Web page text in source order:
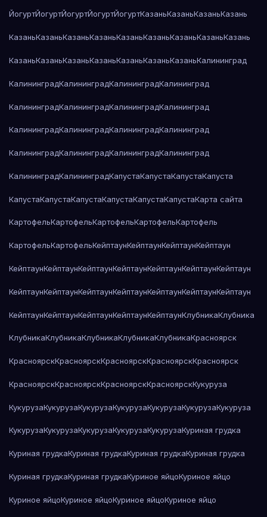
ЙогуртЙогуртЙогуртЙогуртЙогуртКазаньКазаньКазаньКазань
КазаньКазаньКазаньКазаньКазаньКазаньКазаньКазаньКазань
КазаньКазаньКазаньКазаньКазаньКазаньКазаньКалининград
КалининградКалининградКалининградКалининград
КалининградКалининградКалининградКалининград
КалининградКалининградКалининградКалининград
КалининградКалининградКалининградКалининград
КалининградКалининградКапустаКапустаКапустаКапуста
КапустаКапустаКапустаКапустаКапустаКапустаКарта сайта
КартофельКартофельКартофельКартофельКартофель
КартофельКартофельКейптаунКейптаунКейптаунКейптаун
КейптаунКейптаунКейптаунКейптаунКейптаунКейптаунКейптаун
КейптаунКейптаунКейптаунКейптаунКейптаунКейптаунКейптаун
КейптаунКейптаунКейптаунКейптаунКейптаунКлубникаКлубника
КлубникаКлубникаКлубникаКлубникаКлубникаКрасноярск
КрасноярскКрасноярскКрасноярскКрасноярскКрасноярск
КрасноярскКрасноярскКрасноярскКрасноярскКукуруза
КукурузаКукурузаКукурузаКукурузаКукурузаКукурузаКукуруза
КукурузаКукурузаКукурузаКукурузаКукурузаКуриная грудка
Куриная грудкаКуриная грудкаКуриная грудкаКуриная грудка
Куриная грудкаКуриная грудкаКуриное яйцоКуриное яйцо
Куриное яйцоКуриное яйцоКуриное яйцоКуриное яйцо